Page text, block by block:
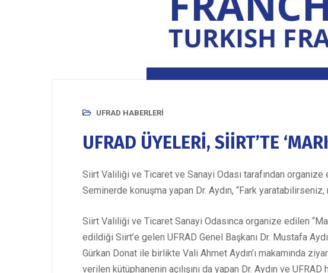
UFRAD HABERLERI
UFRAD ÜYELERİ, SİİRT’TE
Siirt Valiliği ve Ticaret ve Sanayi Odası tarafından
Seminerde konuşma yapan Dr. Aydın, “Fark
Siirt Valiliği ve Ticaret Sanayi Odasınca organize edilen
edildiği Siirt’e gelen UFRAD Genel Başkanı Dr. Mustafa
Gürkan Donat ile birlikte Vali Ahmet Aydın’ı makamında
verilen kütüphanenin açılışını da yapan Dr. Aydın ve